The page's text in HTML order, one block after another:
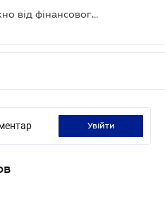
ЄСВ підлягає сплаті незалежно від фінансового стану платника - ДПС
увійти